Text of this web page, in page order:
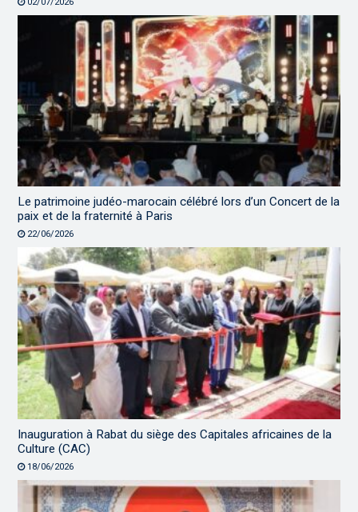
Le patrimoine judéo-marocain célébré lors d’un Concert de la
paix et de la fraternité à Paris
22/06/2026
Inauguration à Rabat du siège des Capitales africaines de la
Culture (CAC)
18/06/2026